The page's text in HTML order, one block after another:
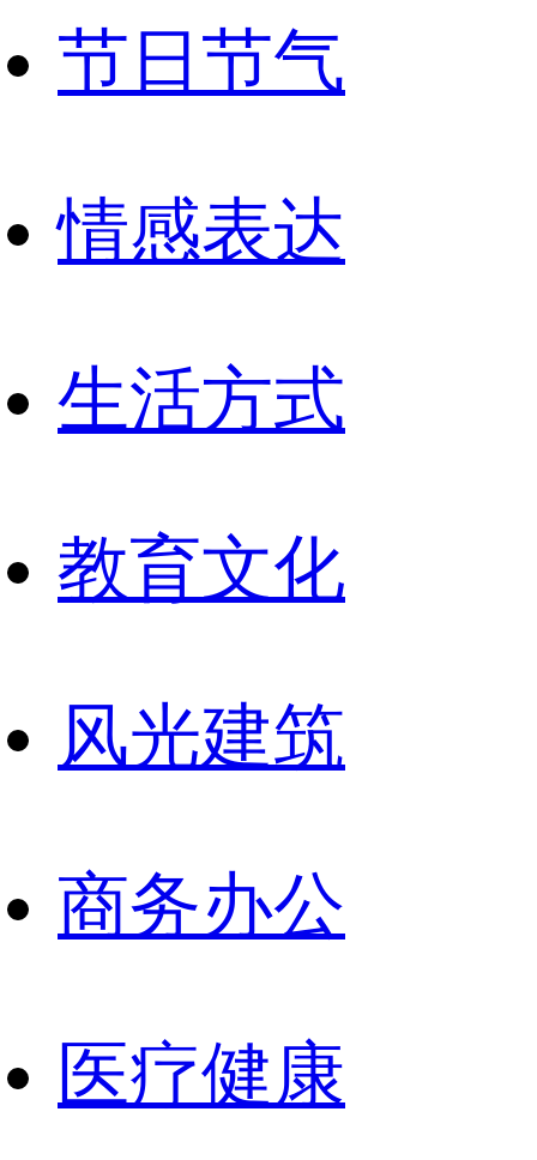
节日节气
情感表达
生活方式
教育文化
风光建筑
商务办公
医疗健康